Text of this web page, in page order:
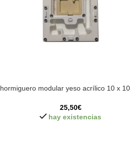
hormiguero modular yeso acrílico 10 x 10
25,50€
hay existencias